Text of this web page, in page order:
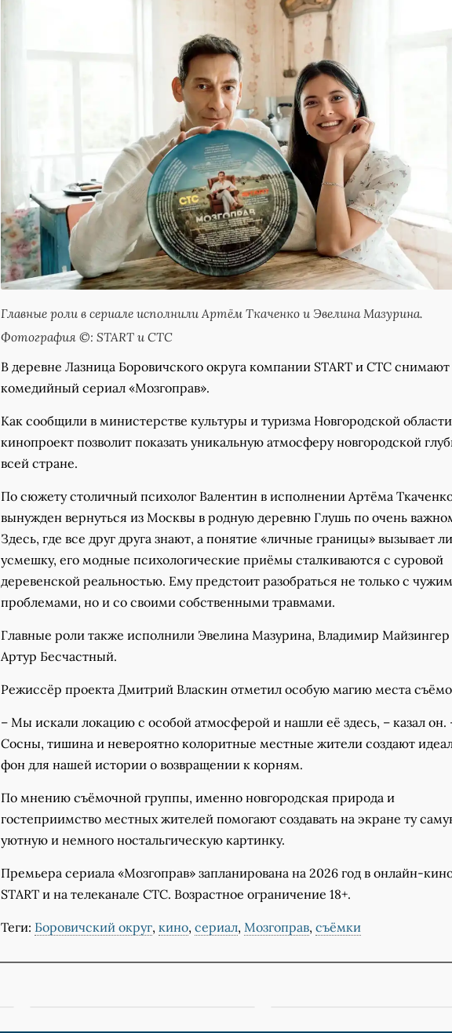
Главные роли в сериале исполнили Артём Ткаченко и Эвелина Мазурина.
Фотография ©: START и СТС
В деревне Лазница Боровичского округа компании START и СТС снимают
комедийный сериал «Мозгоправ».
Как сообщили в министерстве культуры и туризма Новгородской
кинопроект позволит показать уникальную атмосферу новгородской
всей стране.
По сюжету столичный психолог Валентин в исполнении Артёма
вынужден вернуться из Москвы в родную деревню Глушь по очень
Здесь, где все друг друга знают, а понятие «личные границы» вызывает
усмешку, его модные психологические приёмы сталкиваются с суровой
деревенской реальностью. Ему предстоит разобраться не только с
проблемами, но и со своими собственными травмами.
Главные роли также исполнили Эвелина Мазурина, Владимир
Артур Бесчастный.
Режиссёр проекта Дмитрий Власкин отметил особую магию места
– Мы искали локацию с особой атмосферой и нашли её здесь, – казал он.
Сосны, тишина и невероятно колоритные местные жители создают
фон для нашей истории о возвращении к корням.
По мнению съёмочной группы, именно новгородская природа и
гостеприимство местных жителей помогают создавать на экране ту
уютную и немного ностальгическую картинку.
Премьера сериала «Мозгоправ» запланирована на 2026 год в онлайн-
START и на телеканале СТС. Возрастное ограничение 18+.
Теги: Боровичский округ, кино, сериал, Мозгоправ, съёмки